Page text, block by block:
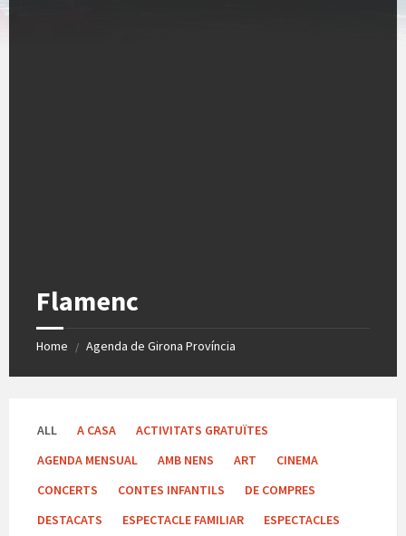
Flamenc
Home / Agenda de Girona Província
ALL A CASA
ACTIVITATS GRATUÏTES
AGENDA MENSUAL
AMB NENS ART
CINEMA
CONCERTS
CONTES INFANTILS
DE COMPRES
DESTACATS
ESPECTACLE FAMILIAR
ESPECTACLES